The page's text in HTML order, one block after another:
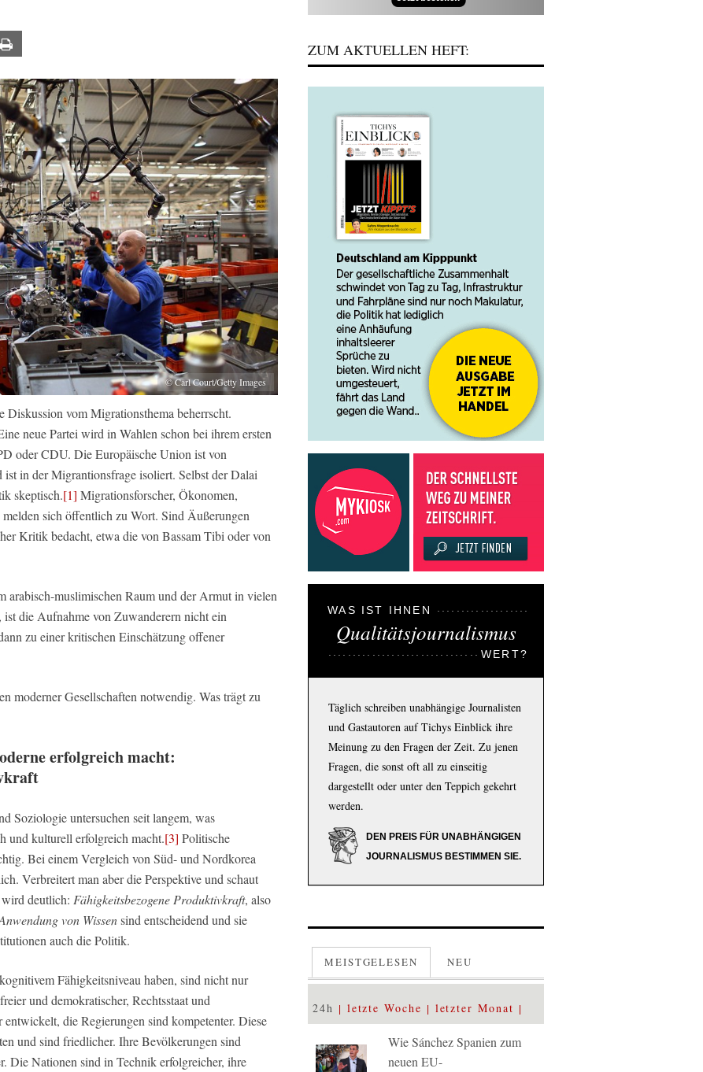
© Carl Court/Getty Images
vom Migrationsthema beherrscht.
neue Partei wird in Wahlen schon bei ihrem ersten
oder CDU. Die Europäische Union ist von
in der Migrantionsfrage isoliert. Selbst der Dalai
skeptisch.[1] Migrationsforscher, Ökonomen,
sich öffentlich zu Wort. Sind Äußerungen
Kritik bedacht, etwa die von Bassam Tibi oder von
arabisch-muslimischen Raum und der Armut in vielen
die Aufnahme von Zuwanderern nicht ein
zu einer kritischen Einschätzung offener
moderner Gesellschaften notwendig. Was trägt zu
erfolgreich macht:
Soziologie untersuchen seit langem, was
und kulturell erfolgreich macht.[3] Politische
Bei einem Vergleich von Süd- und Nordkorea
Verbreitert man aber die Perspektive und schaut
deutlich: Fähigkeitsbezogene Produktivkraft, also
von Wissensind entscheidend und sie
auch die Politik.
Fähigkeitsniveau haben, sind nicht nur
und demokratischer, Rechtsstaat und
die Regierungen sind kompetenter. Diese
und sind friedlicher. Ihre Bevölkerungen sind
Die Nationen sind in Technik erfolgreicher, ihre
ZUM AKTUELLEN HEFT:
WAS IST IHNEN
Qualitätsjournalismus
WERT?
Täglich schreiben unabhängige Journalisten
und Gastautoren auf Tichys Einblick ihre
Meinung zu den Fragen der Zeit. Zu jenen
Fragen, die sonst oft all zu einseitig
dargestellt oder unter den Teppich gekehrt
werden.
DEN PREIS FÜR UNABHÄNGIGEN
JOURNALISMUS BESTIMMEN SIE.
MEISTGELESEN NEU
24h letzte Woche letzter Monat
Wie Sánchez Spanien zum
neuen EU-